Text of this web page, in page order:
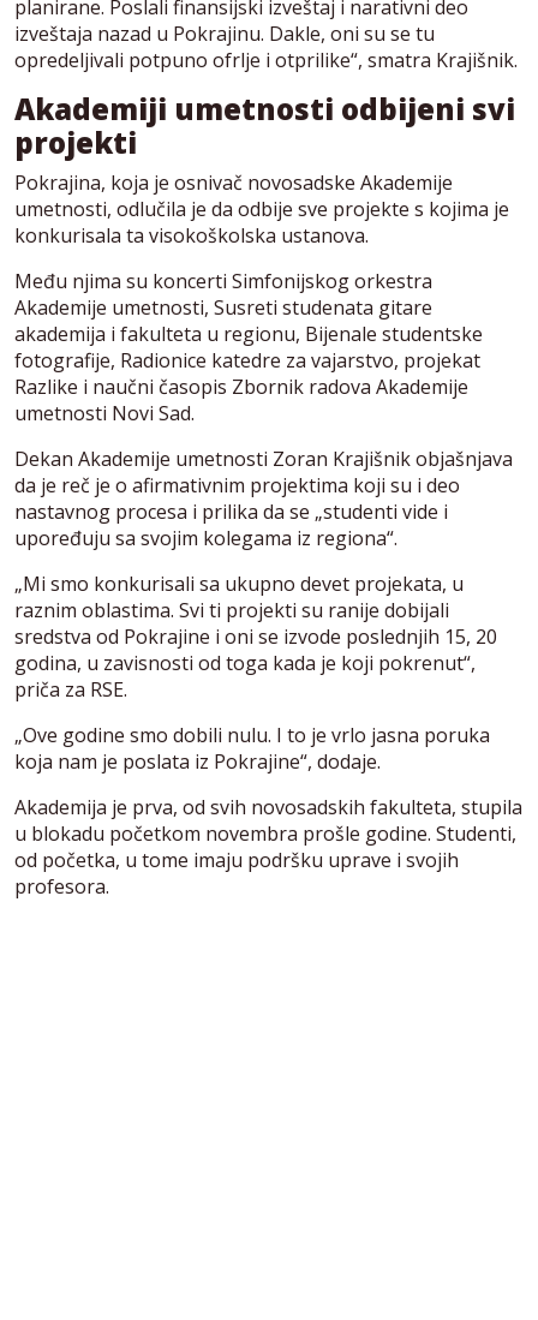
planirane. Poslali finansijski izveštaj i narativni deo
izveštaja nazad u Pokrajinu. Dakle, oni su se tu
opredeljivali potpuno ofrlje i otprilike“, smatra Krajišnik.
Akademiji umetnosti odbijeni svi
projekti
Pokrajina, koja je osnivač novosadske Akademije
umetnosti, odlučila je da odbije sve projekte s kojima je
konkurisala ta visokoškolska ustanova.
Među njima su koncerti Simfonijskog orkestra
Akademije umetnosti, Susreti studenata gitare
akademija i fakulteta u regionu, Bijenale studentske
fotografije, Radionice katedre za vajarstvo, projekat
Razlike i naučni časopis Zbornik radova Akademije
umetnosti Novi Sad.
Dekan Akademije umetnosti Zoran Krajišnik objašnjava
da je reč je o afirmativnim projektima koji su i deo
nastavnog procesa i prilika da se „studenti vide i
upoređuju sa svojim kolegama iz regiona“.
„Mi smo konkurisali sa ukupno devet projekata, u
raznim oblastima. Svi ti projekti su ranije dobijali
sredstva od Pokrajine i oni se izvode poslednjih 15, 20
godina, u zavisnosti od toga kada je koji pokrenut“,
priča za RSE.
„Ove godine smo dobili nulu. I to je vrlo jasna poruka
koja nam je poslata iz Pokrajine“, dodaje.
Akademija je prva, od svih novosadskih fakulteta, stupila
u blokadu početkom novembra prošle godine. Studenti,
od početka, u tome imaju podršku uprave i svojih
profesora.